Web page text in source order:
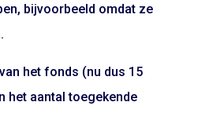
bijvoorbeeld omdat ze
het fonds (nu dus 15
het aantal toegekende